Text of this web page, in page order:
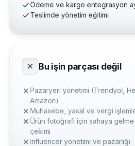
Ödeme ve kargo entegrasyon
Teslimde yönetim eğitimi
Bu işin parçası değil
Pazaryeri yönetimi (Trendyol,
Amazon)
Muhasebe, yasal ve vergi
Ürün fotoğrafı için sahaya
çekimi
Influencer yönetimi ve pazarlığı